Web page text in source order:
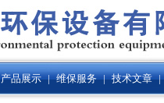
产品展示 | 维保服务 | 技术文章 |